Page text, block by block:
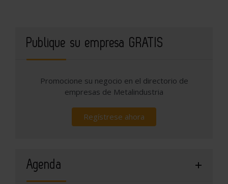
Publique su empresa GRATIS
Promocione su negocio en el directorio de
empresas de Metalindustria
Regístrese ahora
Agenda